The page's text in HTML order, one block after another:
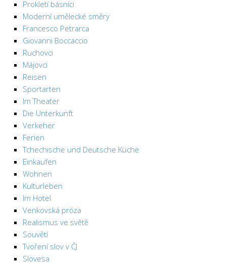
Prokletí básníci
Moderní umělecké směry
Francesco Petrarca
Giovanni Boccaccio
Ruchovci
Májovci
Reisen
Sportarten
Im Theater
Die Unterkunft
Verkeher
Ferien
Tchechische und Deutsche Küche
Einkaufen
Wohnen
Kulturleben
Im Hotel
Venkovská próza
Realismus ve světě
Souvětí
Tvoření slov v ČJ
Slovesa